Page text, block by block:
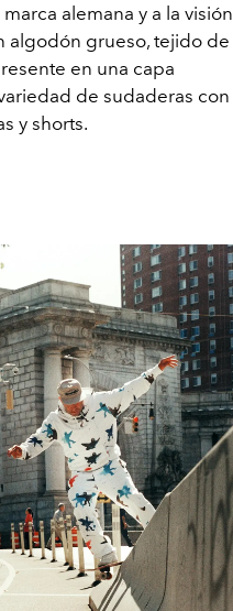
alemana y a la visión
algodón grueso, tejido de
en una capa
de sudaderas con
y shorts.